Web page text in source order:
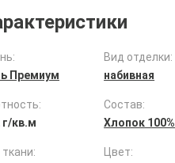
Премиум
Вид отделки:
набивная
г/кв.м
Состав:
Хлопок 100%
Цвет: